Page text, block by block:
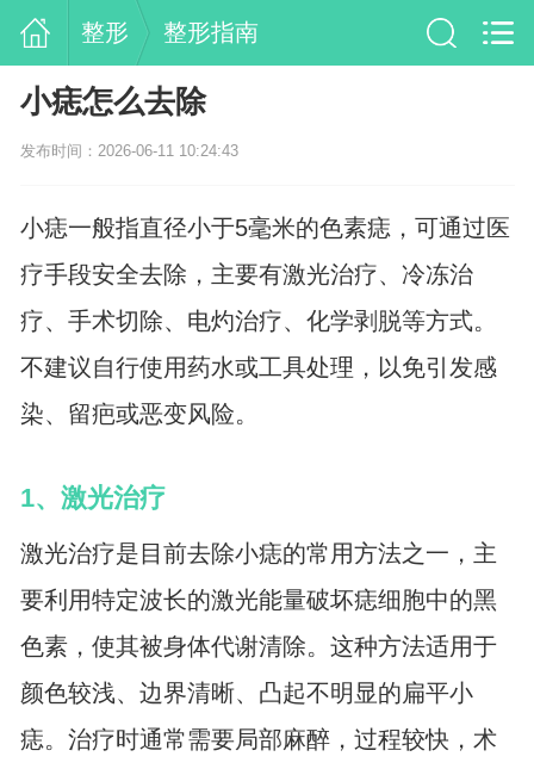
整形 整形指南
小痣怎么去除
发布时间：2026-06-11 10:24:43
小痣一般指直径小于5毫米的色素痣，可通过医
疗手段安全去除，主要有激光治疗、冷冻治
疗、手术切除、电灼治疗、化学剥脱等方式。
不建议自行使用药水或工具处理，以免引发感
染、留疤或恶变风险。
1、激光治疗
激光治疗是目前去除小痣的常用方法之一，主
要利用特定波长的激光能量破坏痣细胞中的黑
色素，使其被身体代谢清除。这种方法适用于
颜色较浅、边界清晰、凸起不明显的扁平小
痣。治疗时通常需要局部麻醉，过程较快，术